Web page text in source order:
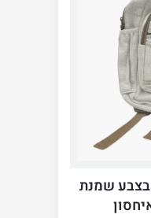
תיק גב בינוני HEMP בצבע שמנת